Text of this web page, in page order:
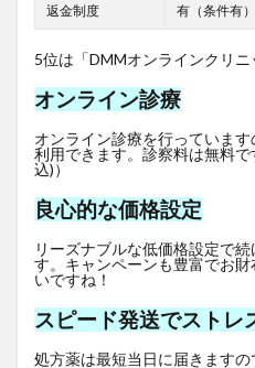
返金制度 有（条件有）
5位は「DMMオンラインクリニ
オンライン診療
オンライン診療を行っていま
利用できます。診察料は無料
込)）
良心的な価格設定
リーズナブルな低価格設定で
す。キャンペーンも豊富でお
いですね！
スピード発送でストレ
処方薬は最短当日に届きます